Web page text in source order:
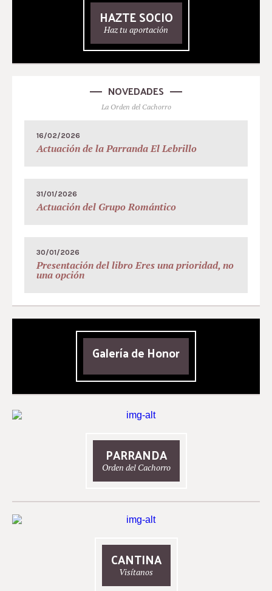
HAZTE SOCIO
Haz tu aportación
NOVEDADES
La Orden del Cachorro
16/02/2026
Actuación de la Parranda El Lebrillo
31/01/2026
Actuación del Grupo Romántico
30/01/2026
Presentación del libro Eres una prioridad, no
una opción
Galería de Honor
PARRANDA
Orden del Cachorro
CANTINA
Visítanos